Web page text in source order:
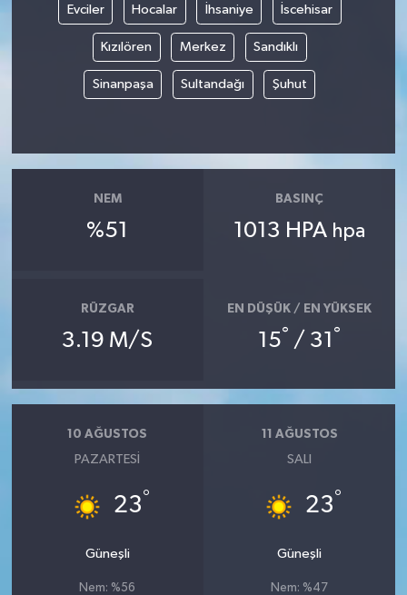
Evciler Hocalar İhsaniye İscehisar
Kızılören Merkez Sandıklı
Sinanpaşa Sultandağı Şuhut
NEM
%51
BASINÇ
1013 HPA hpa
RÜZGAR
3.19 M/S
EN DÜŞÜK / EN YÜKSEK
15° / 31 °
10 AĞUSTOS
PAZARTESI
23°
Güneşli
Nem: %56
11 AĞUSTOS
SALI
23°
Güneşli
Nem: %47
YUNUSEMRE
MANİSA'YI KEŞFET
TÜRKİYE'DE TREND HABERLER